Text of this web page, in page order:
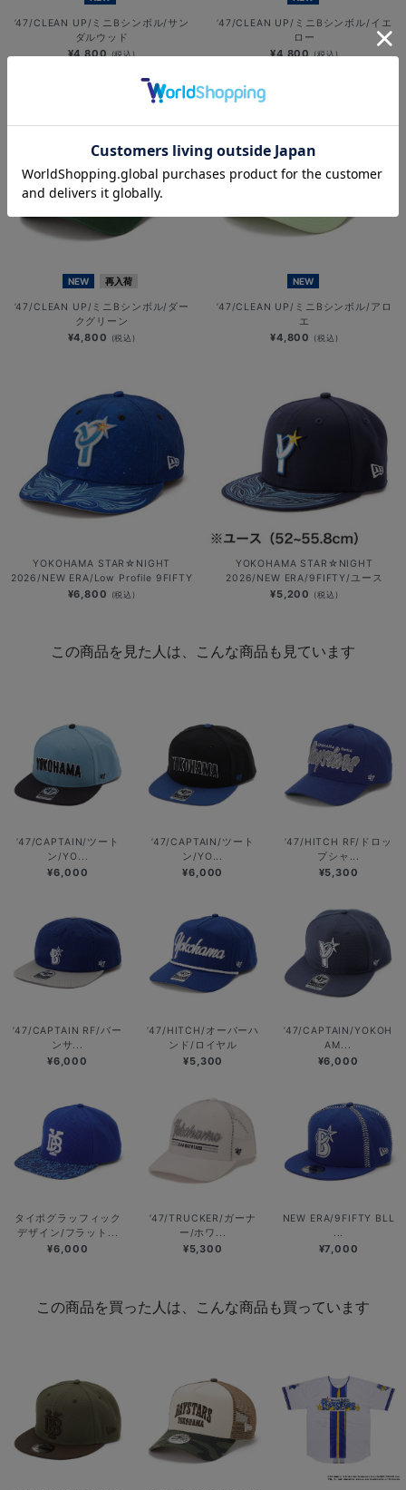
’47/CLEAN UP/ミニBシンボル/サン
ダルウッド
¥4,800 (税込)
’47/CLEAN UP/ミニBシンボル/イエ
ロー
¥4,800 (税込)
NEW 再入荷
’47/CLEAN UP/ミニBシンボル/ダー
クグリーン
¥4,800 (税込)
NEW
’47/CLEAN UP/ミニBシンボル/アロ
エ
¥4,800 (税込)
YOKOHAMA STAR☆NIGHT
2026/NEW ERA/Low Profile 9FIFTY
¥6,800 (税込)
YOKOHAMA STAR☆NIGHT
2026/NEW ERA/9FIFTY/ユース
¥5,200 (税込)
この商品を見た人は、こんな商品も見ています
’47/CAPTAIN/ツート
ン/YO...
¥6,000
’47/CAPTAIN/ツート
ン/YO...
¥6,000
’47/HITCH RF/ドロッ
プシャ...
¥5,300
’47/CAPTAIN RF/バー
ンサ...
¥6,000
’47/HITCH/オーバーハ
ンド/ロイヤル
¥5,300
’47/CAPTAIN/YOKOH
AM...
¥6,000
タイポグラッフィック
デザイン/フラット...
¥6,000
’47/TRUCKER/ガーナ
ー/ホワ...
¥5,300
NEW ERA/9FIFTY BLL
...
¥7,000
この商品を買った人は、こんな商品も買っています